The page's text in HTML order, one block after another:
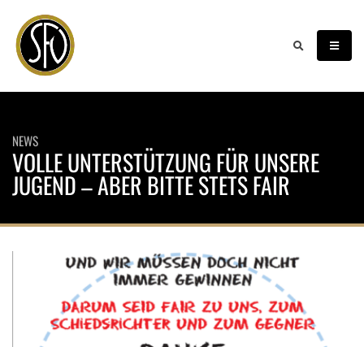
NEWS
VOLLE UNTERSTÜTZUNG FÜR UNSERE
JUGEND – ABER BITTE STETS FAIR